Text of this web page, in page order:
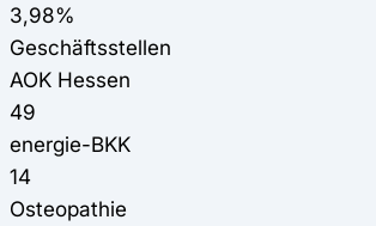
3,98%
Geschäftsstellen
AOK Hessen
49
energie-BKK
14
Osteopathie